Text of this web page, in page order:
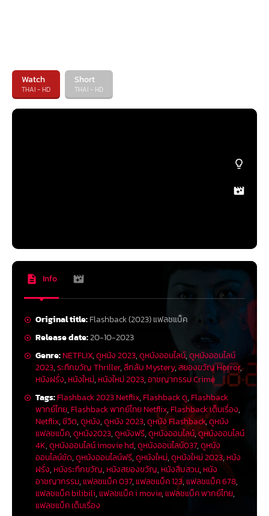
Watch
THAI - HD
Short
THAI - HD
Info
Original title:Flashback (2023) แฟลชแบ็ค
Release date:20-10-2023
Genre:NETFLIX,ดูหนัง 2023,ดูหนังออนไลน์,ดูหนังออนไลน์
2023,ระทึกขวัญ Thriller,ลึกลับ Mystery,สยองขวัญ Horror,
หนังฝรั่ง, หนังใหม่, หนังใหม่ 2023,อาชญากรรม Crime
Tags:Flashback 2023 Netflix, Flashback ดู, Flashback
พากย์ไทย, Flashback พากย์ไทย Netflix, Flashback เต็มเรื่อง,
Netflix,ชีวิต,ดูหนัง,ดูหนัง 2023,ดูหนัง Flashback,ดูหนัง
แฟลชแบ็ค,ดูหนัง2023,ดูหนังฟรี,ดูหนังออนไลน์,ดูหนังออนไลน์
4K,ดูหนังออนไลน์ imovie hd,ดูหนังออนไลน์037,ดูหนัง
ออนไลน์ชัด,ดูหนังออนไลน์ฟรี,ดูหนังใหม่,ดูหนังใหม่ 2023,หนัง
ฝรั่ง, หนังระทึกขวัญ, หนังสยองขวัญ, หนังสืบสวน, หนัง
อาชญากรรม, แฟลชแบ็ค 037, แฟลชแบ็ค 123, แฟลชแบ็ค 678,
แฟลชแบ็ค bilibili, แฟลชแบ็ค i movie, แฟลชแบ็ค พากย์ไทย,
แฟลชแบ็ค เต็มเรื่อง